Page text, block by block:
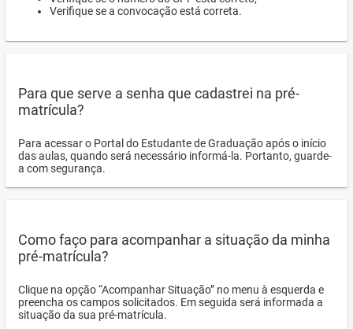
Verifique se a convocação está correta.
Para que serve a senha que cadastrei na pré-
matrícula?
Para acessar o Portal do Estudante de Graduação após o início
das aulas, quando será necessário informá-la. Portanto, guarde-
a com segurança.
Como faço para acompanhar a situação da minha
pré-matrícula?
Clique na opção “Acompanhar Situação” no menu à esquerda e
preencha os campos solicitados. Em seguida será informada a
situação da sua pré-matrícula.